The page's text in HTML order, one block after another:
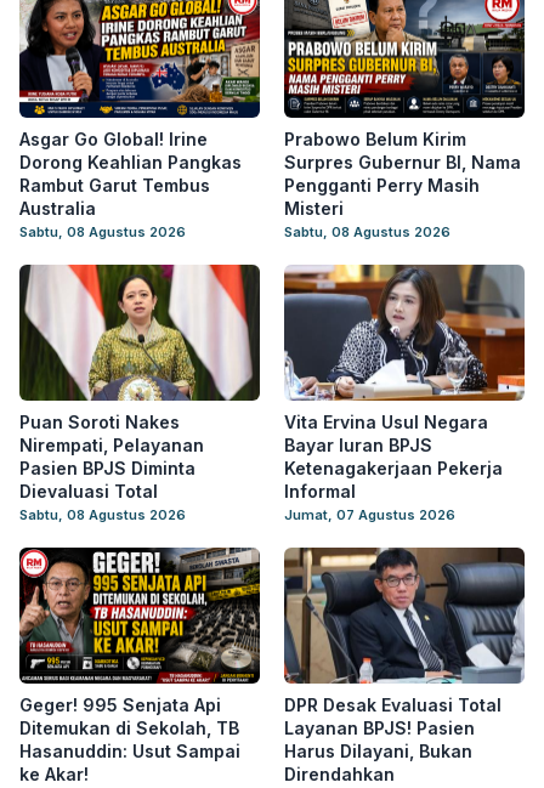
Asgar Go Global! Irine
Dorong Keahlian Pangkas
Rambut Garut Tembus
Australia
Sabtu, 08 Agustus 2026
Prabowo Belum Kirim
Surpres Gubernur BI, Nama
Pengganti Perry Masih
Misteri
Sabtu, 08 Agustus 2026
Puan Soroti Nakes
Nirempati, Pelayanan
Pasien BPJS Diminta
Dievaluasi Total
Sabtu, 08 Agustus 2026
Vita Ervina Usul Negara
Bayar Iuran BPJS
Ketenagakerjaan Pekerja
Informal
Jumat, 07 Agustus 2026
Geger! 995 Senjata Api
Ditemukan di Sekolah, TB
Hasanuddin: Usut Sampai
ke Akar!
DPR Desak Evaluasi Total
Layanan BPJS! Pasien
Harus Dilayani, Bukan
Direndahkan